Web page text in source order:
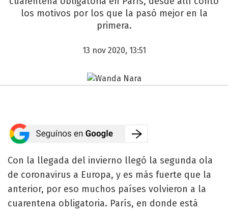
los motivos por los que la pasó mejor en la
primera.
13 nov 2020, 13:51
Con la llegada del invierno llegó la segunda ola
de coronavirus a Europa, y es más fuerte que la
anterior, por eso muchos países volvieron a la
cuarentena obligatoria. París, en donde está